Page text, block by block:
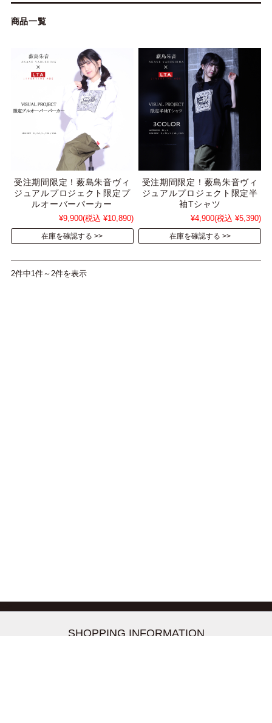
商品一覧
受注期間限定！薮島朱音ヴィ
ジュアルプロジェクト限定プ
ルオーバーパーカー
¥9,900(税込 ¥10,890)
在庫を確認する
受注期間限定！薮島朱音ヴィ
ジュアルプロジェクト限定半
袖Tシャツ
¥4,900(税込 ¥5,390)
在庫を確認する
2件中1件～2件を表示
SHOPPING INFORMATION